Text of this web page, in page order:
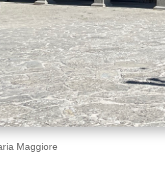
Maggiore